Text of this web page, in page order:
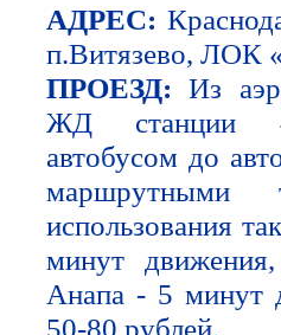
АДРЕС:
п.Витязево, ЛОК
ПРОЕЗД: Из
ЖД станции
автобусом до
использования
минут
Анапа - 5 минут
50-80 рублей.